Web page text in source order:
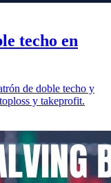
techo en
de doble techo y
y takeprofit.